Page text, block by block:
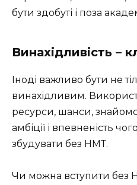
бути здобуті і поза
Винахідливість –
Іноді важливо бути не
винахідливим.
ресурси, шанси,
амбіції і впевненість
збудувати без НМТ.
Чи можна вступити без